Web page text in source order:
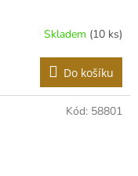
Skladem (10 ks)
Do košíku
Kód: 58801